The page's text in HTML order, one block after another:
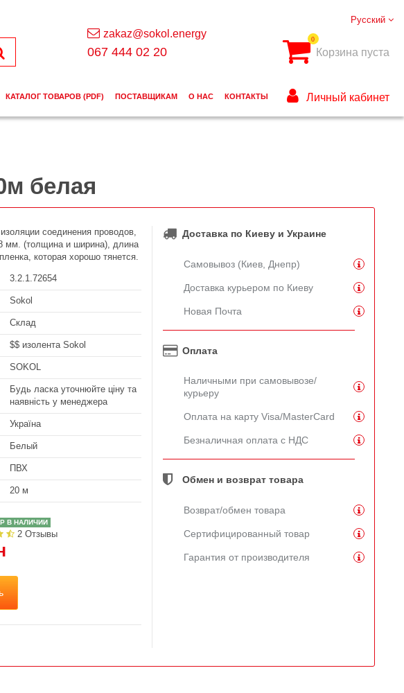
белая
соединения проводов,
мм. (толщина и ширина), длина
которая хорошо тянется.
3.2.1.72654
Sokol
Склад
$$ изолента Sokol
SOKOL
Будь ласка уточнюйте ціну та
наявність у менеджера
Україна
Белый
ПВХ
20 м
В НАЛИЧИИ
2 Отзывы
Доставка по Киеву и Украине
Самовывоз (Киев, Днепр)
Доставка курьером по Киеву
Новая Почта
Оплата
Наличными при самовывозе/
курьеру
Оплата на карту Visa/MasterCard
Безналичная оплата с НДС
Обмен и возврат товара
Возврат/обмен товара
Сертифицированный товар
Гарантия от производителя
Русский
zakaz@sokol.energy
067 444 02 20
0
Корзина пуста
КАТАЛОГ ТОВАРОВ (PDF) ПОСТАВЩИКАМ О НАС КОНТАКТЫ Личный кабинет